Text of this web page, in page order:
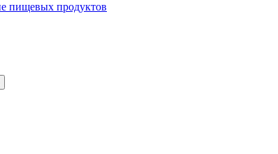
пищевых продуктов